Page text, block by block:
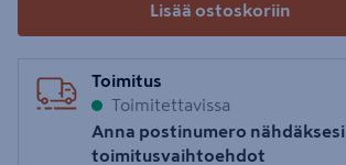
Lisää ostoskoriin
Toimitus
Toimitettavissa
Anna postinumero nähdäksesi
toimitusvaihtoehdot